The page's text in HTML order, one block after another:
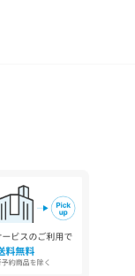
ラインアップ。